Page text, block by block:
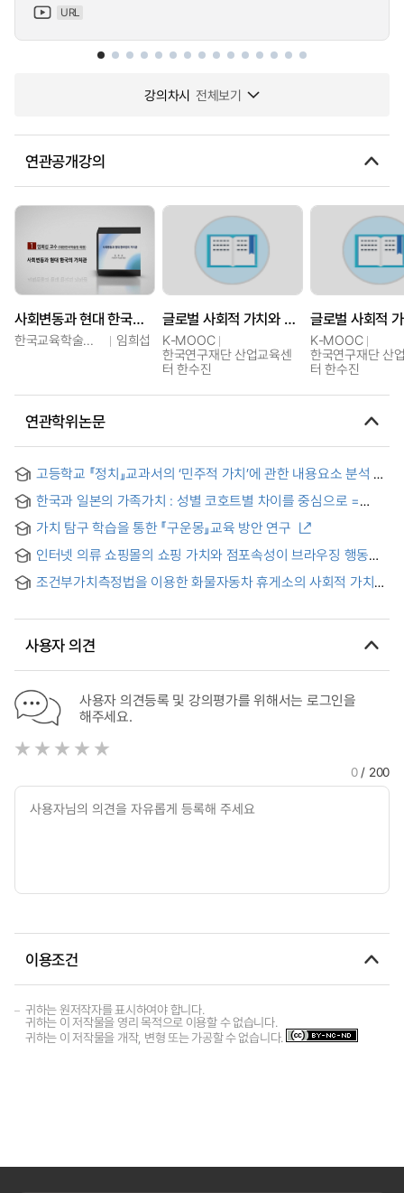
URL
강의차시 전체보기
연관공개강의
사회변동과 현대 한국인의 가치관
한국교육학술정보원 임희섭
글로벌 사회적 가치와 창업사례
K-MOOC
한국연구재단 산업교육센
터 한수진
K-MOOC
한국연구재단 산
터 한수진
연관학위논문
고등학교 『정치』교과서의 ‘민주적 가치’에 관한 내용요소 분석 =
An Analysis of Contents on 'The Democratic Values' in
High School Textbooks of Politics
한국과 일본의 가족가치 : 성별 코호트별 차이를 중심으로 =
Family Values in Korea and Japan: Focusing on Gender
and Cohort
가치 탐구 학습을 통한 『구운몽』교육 방안 연구
인터넷 의류 쇼핑몰의 쇼핑 가치와 점포속성이 브라우징 행동에
미치는 영향 = (A) study on the methods in terms of design
aspect for revitalization of ecological riverfront space
조건부가치측정법을 이용한 화물자동차 휴게소의 사회적 가치
using Contingent Valuation Method
사용자 의견
사용자 의견등록 및 강의평가를 위해서는 로그인을
해주세요.
0/ 200
이용조건
귀하는 원저작자를 표시하여야 합니다.
귀하는 이 저작물을 영리 목적으로 이용할 수 없습니다.
귀하는 이 저작물을 개작, 변형 또는 가공할 수 없습니다.